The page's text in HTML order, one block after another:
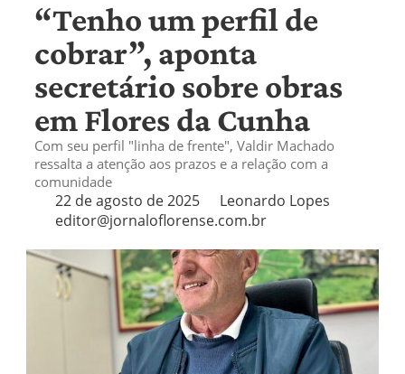
“Tenho um perfil de
cobrar”, aponta
secretário sobre obras
em Flores da Cunha
Com seu perfil "linha de frente", Valdir Machado
ressalta a atenção aos prazos e a relação com a
comunidade
22 de agosto de 2025
Leonardo Lopes
editor@jornaloflorense.com.br